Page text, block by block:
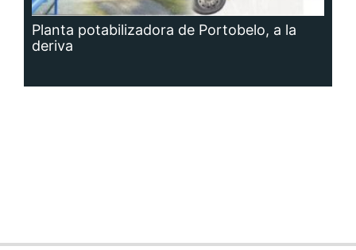
Planta potabilizadora de Portobelo, a la
deriva